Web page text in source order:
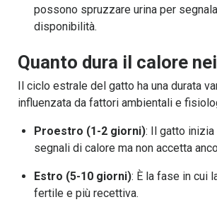
possono spruzzare urina per
disponibilità.
Quanto dura il calore
Il ciclo estrale del gatto ha una durata
influenzata da fattori ambientali e
Proestro (1-2 giorni): Il gatto
segnali di calore ma non accetta
Estro (5-10 giorni): È la fase in cui
fertile e più recettiva.